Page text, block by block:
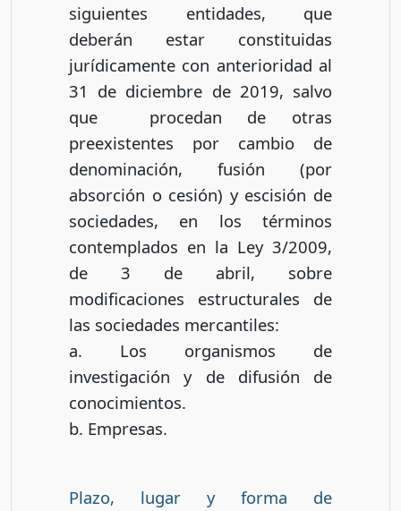
siguientes entidades, que
deberán estar constituidas
jurídicamente con anterioridad al
31 de diciembre de 2019, salvo
que procedan de otras
preexistentes por cambio de
denominación, fusión (por
absorción o cesión) y escisión de
sociedades, en los términos
contemplados en la Ley 3/2009,
de 3 de abril, sobre
modificaciones estructurales de
las sociedades mercantiles:
a. Los organismos de
investigación y de difusión de
conocimientos.
b. Empresas.
Plazo, lugar y forma de